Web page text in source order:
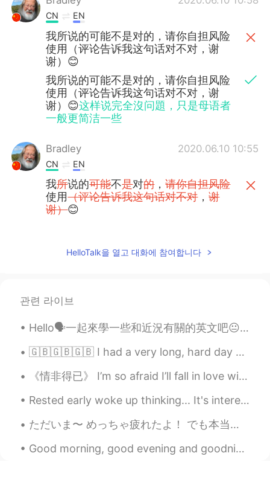
CN EN
我所说的可能不是对的，请你自担风险
使用（评论告诉我这句话对不对，谢
谢）😊
我所说的可能不是对的，请你自担风险
使用（评论告诉我这句话对不对，谢
谢）😊这样说完全沒问題，只是母语者
一般更简洁一些
Bradley 2020.06.10 10:55
CN EN
我所说的可能不是对的，请你自担风险
使用（评论告诉我这句话对不对，谢
谢）😊
So,poor English is wrong,Thx😂
Bradley 2020.06.10 10:51
CN EN
CN EN
很有用👍
臧荣斌 2020.06.10 08:28
HelloTalk을 열고 대화에 참여합니다
관련 라이브
Hello🗣一起來學一些和近況有關的英文吧😐 因為疫情不得不宅在家的你需要知道 這種想出門又不能出門的情況不是「stay at home 」🙅🏻‍♀️ 而是confined at home❕ ...
🇬🇧🇬🇧🇬🇧 I had a very long, hard day at work today. I don’t want to cook, so instead I ordered “com...
《情非得已》 I’m so afraid I’ll fall in love with you. Trying not to get so close to you. I have nothin...
Rested early woke up thinking... It's interesting how humans analyze and learn more about human b...
ただいま〜 めっちゃ疲れたよ！ でも本当に楽しかったです！！！ VIVIDはすごい綺麗〜〜 Alyssa, Rio & Tom Thanks for everything! シドニーいつもあ...
Good morning, good evening and goodnight to most Latte and muffin-= Stress relief Management m...